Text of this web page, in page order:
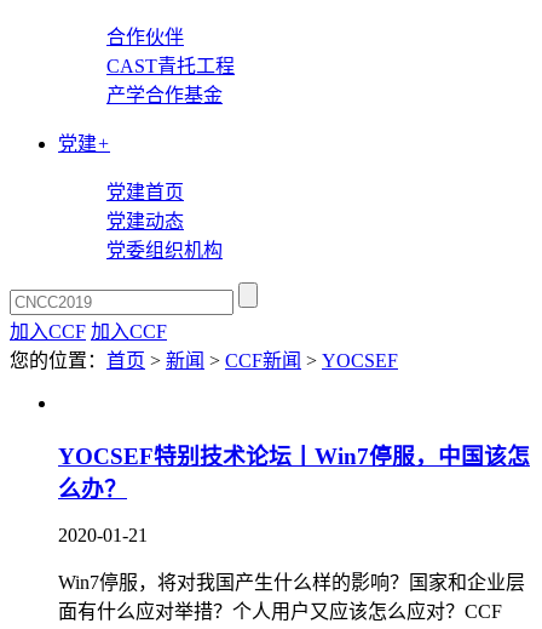
合作伙伴
CAST青托工程
产学合作基金
党建+
党建首页
党建动态
党委组织机构
加入CCF 加入CCF
您的位置： 首页 > 新闻 > CCF新闻 > YOCSEF
YOCSEF特别技术论坛丨Win7停服，中国该怎
么办？
2020-01-21
Win7停服，将对我国产生什么样的影响？国家和企业层
面有什么应对举措？个人用户又应该怎么应对？CCF